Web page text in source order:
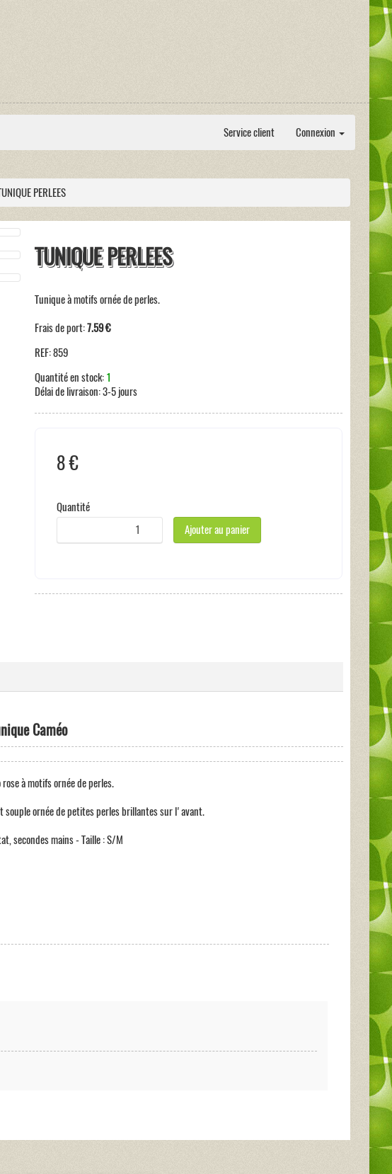
Service client Connexion
PERLEES
TUNIQUE PERLEES
Tunique à motifs ornée de perles.
Frais de port:7.59 €
REF:859
Quantité en stock: 1
Délai de livraison:3-5 jours
8 €
Quantité
Ajouter au panier
Caméo
rose à motifs ornée de perles.
souple ornée de petites perles brillantes sur l'avant.
secondes mains - Taille : S/M